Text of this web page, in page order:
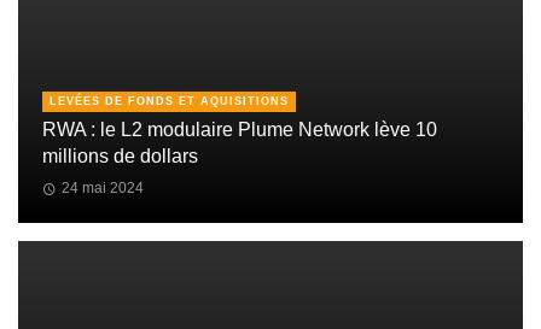
LEVÉES DE FONDS ET AQUISITIONS
RWA : le L2 modulaire Plume Network lève 10
millions de dollars
24 mai 2024